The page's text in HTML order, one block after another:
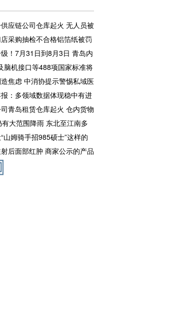
应链公司仓库起火 无人员被
采购抽检不合格铝箔纸被罚
相关责任人罚款50元
！7月31日到8月3日 青岛内
以上高温天气
脑机接口等488项国家标准将
焦虑 中消协提示警惕私域医
：多领域数据体现稳中有进
青岛租赁仓库起火 仓内货物
工作推进中
大范围降雨 东北至江南多
山姆骑手招985硕士”这样的
教育本该有的分量
后面部红肿 商家公示的产品
戴且已注销